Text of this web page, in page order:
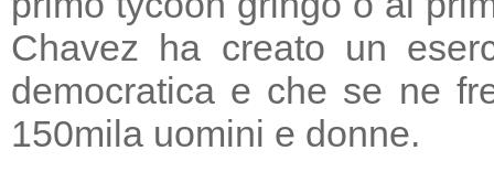
Chavez ha creato un
democratica e che se ne
150mila uomini e donne.